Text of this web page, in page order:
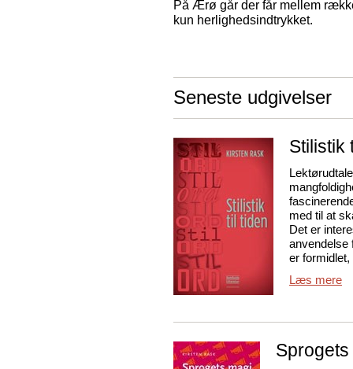
På Ærø går der får mellem
kun herlighedsindtrykket.
Seneste udgivelser
Stilistik
med til at
Det er
anvendelse
er
Læs mere